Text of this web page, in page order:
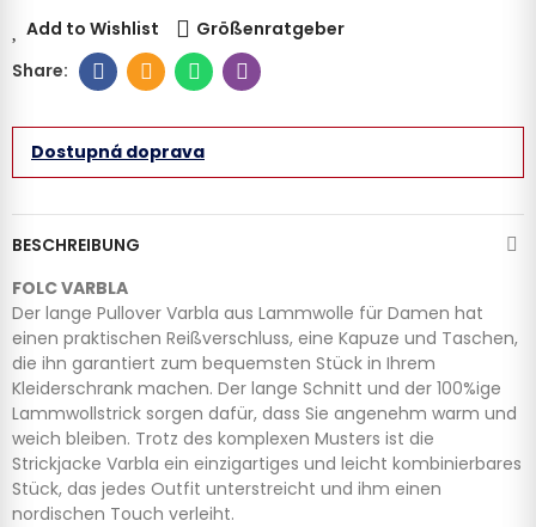
Add to Wishlist Größenratgeber
Dostupná doprava
BESCHREIBUNG
FOLC VARBLA
Der lange Pullover Varbla aus Lammwolle für Damen hat
einen praktischen Reißverschluss, eine Kapuze und Taschen,
die ihn garantiert zum bequemsten Stück in Ihrem
Kleiderschrank machen. Der lange Schnitt und der 100%ige
Lammwollstrick sorgen dafür, dass Sie angenehm warm und
weich bleiben. Trotz des komplexen Musters ist die
Strickjacke Varbla ein einzigartiges und leicht kombinierbares
Stück, das jedes Outfit unterstreicht und ihm einen
nordischen Touch verleiht.